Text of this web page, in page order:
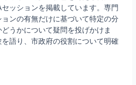
ッションを掲載しています。専門
ンの有無だけに基づいて特定の分
うかについて疑問を投げかけま
語り、市政府の役割について明確